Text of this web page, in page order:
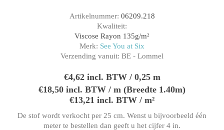
Artikelnummer: 06209.218
Kwaliteit:
Viscose Rayon 135g/m²
Merk: See You at Six
Verzending vanuit: BE - Lommel
€4,62 incl. BTW / 0,25 m
€18,50 incl. BTW / m (Breedte 1.40m)
€13,21 incl. BTW / m²
De stof wordt verkocht per 25 cm. Wenst u bijvoorbeeld één
meter te bestellen dan geeft u het cijfer 4 in.